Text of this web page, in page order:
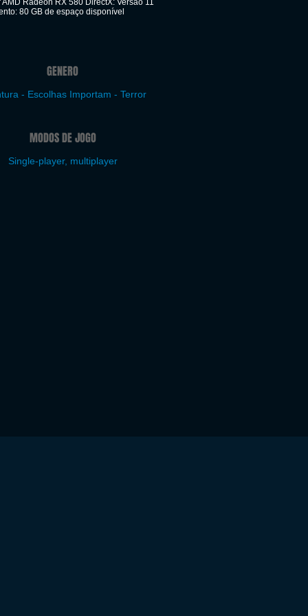
AMD Radeon RX 580 DirectX: Versão 11
80 GB de espaço disponível
GENERO
- Escolhas Importam - Terror
MODOS DE JOGO
Single-player, multiplayer